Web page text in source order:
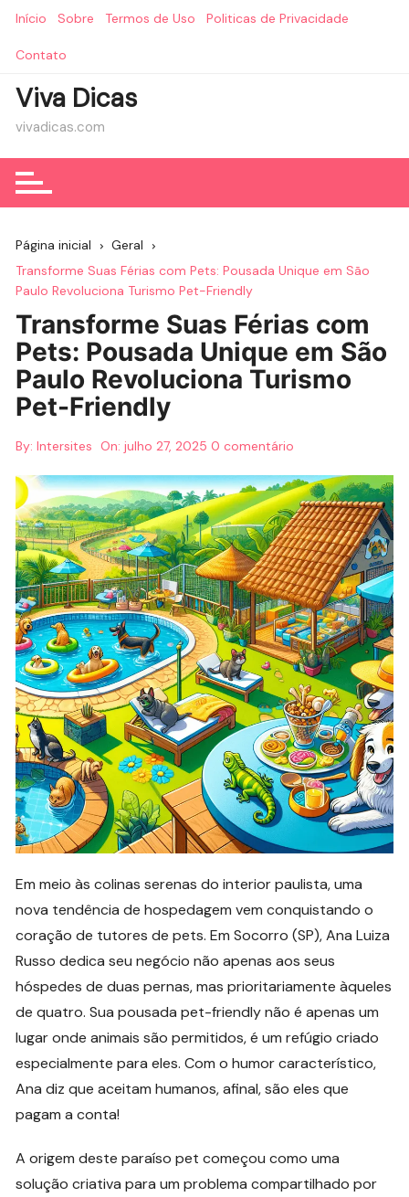
Início Sobre Termos de Uso Politicas de Privacidade
Contato
Viva Dicas
vivadicas.com
Página inicial
Geral
Transforme Suas Férias com Pets: Pousada Unique em São
Paulo Revoluciona Turismo Pet-Friendly
Transforme Suas Férias com
Pets: Pousada Unique em São
Paulo Revoluciona Turismo
Pet-Friendly
By: Intersites On:julho 27, 2025 0 comentário
Em meio às colinas serenas do interior paulista, uma
nova tendência de hospedagem vem conquistando o
coração de tutores de pets. Em Socorro (SP), Ana Luiza
Russo dedica seu negócio não apenas aos seus
hóspedes de duas pernas, mas prioritariamente àqueles
de quatro. Sua pousada pet-friendly não é apenas um
lugar onde animais são permitidos, é um refúgio criado
especialmente para eles. Com o humor característico,
Ana diz que aceitam humanos, afinal, são eles que
pagam a conta!
A origem deste paraíso pet começou como uma
solução criativa para um problema compartilhado por